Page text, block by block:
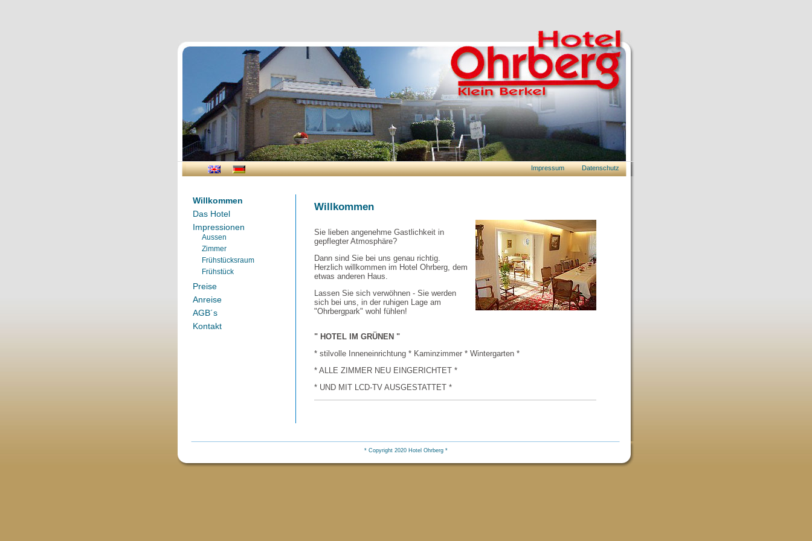
Impressum Datenschutz
Willkommen
Das Hotel
Impressionen
Aussen
Zimmer
Frühstücksraum
Frühstück
Preise
Anreise
AGB´s
Kontakt
Willkommen
Sie lieben angenehme Gastlichkeit in
gepflegter Atmosphäre?
Dann sind Sie bei uns genau richtig.
Herzlich willkommen im Hotel Ohrberg, dem
etwas anderen Haus.
Lassen Sie sich verwöhnen - Sie werden
sich bei uns, in der ruhigen Lage am
"Ohrbergpark" wohl fühlen!
" HOTEL IM GRÜNEN "
* stilvolle Inneneinrichtung * Kaminzimmer * Wintergarten *
* ALLE ZIMMER NEU EINGERICHTET *
* UND MIT LCD-TV AUSGESTATTET *
* Copyright 2020 Hotel Ohrberg *